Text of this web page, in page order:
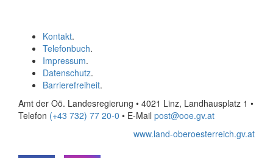
Kontakt.
Telefonbuch.
Impressum.
Datenschutz.
Barrierefreiheit.
Amt der Oö. Landesregierung • 4021 Linz, Landhausplatz 1 •
Telefon (+43 732) 77 20-0 • E-Mail post@ooe.gv.at
www.land-oberoesterreich.gv.at